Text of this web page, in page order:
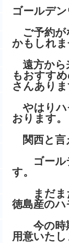
ゴールデ
ご予約が
かもしれ
遠方から
もおすす
さんあり
やはりハ
おります。
関西と言
ゴールデ
す。
まだま
徳島産の
今の時
用意いた